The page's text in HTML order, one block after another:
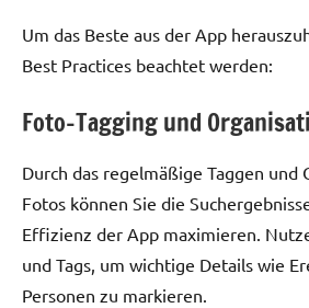
Um das Beste aus der App
Best Practices beachtet werden:
Foto-Tagging und
Durch das regelmäßige Taggen und
Fotos können Sie die
Effizienz der App maximieren.
und Tags, um wichtige Details wie
Personen zu markieren.